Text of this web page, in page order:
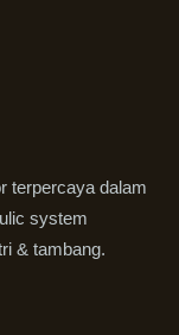
terpercaya dalam
system
& tambang.